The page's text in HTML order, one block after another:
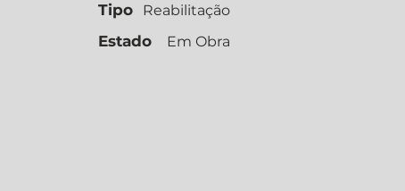
Tipo Reabilitação
Estado Em Obra